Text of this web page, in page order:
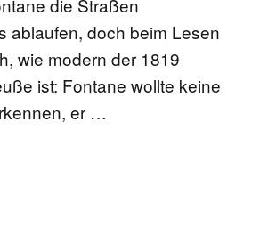
die Straßen
ablaufen, doch beim Lesen
wie modern der 1819
ist: Fontane wollte keine
er …